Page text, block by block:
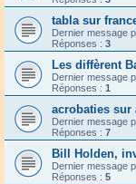
tabla sur
Dernier message
Réponses : 3
Les diffèrent
Dernier message
Réponses : 1
acrobaties sur
Dernier message
Réponses : 7
Bill Holden,
Dernier message
Réponses : 5